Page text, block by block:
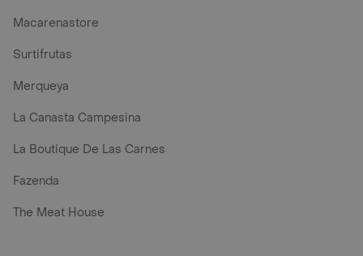
Macarenastore
Surtifrutas
Merqueya
La Canasta Campesina
La Boutique De Las Carnes
Fazenda
The Meat House